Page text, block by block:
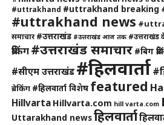
#uttrakhand #uttrakhand breaking
#uttrakhand news
समाचार #उत्तराखंड #उत्तराखंड आज तक #उत्तराखंड
ब्रेकिंग#उत्तराखंड समाचार #बिग
#सीएम उत्तराखंड #हिलवार्ता
ब्रेकिंग #हिलवार्ता विशेष featured
Hillvarta Hillvarta.com hill varta.com
Uttarakhand newsहिलवार्ता